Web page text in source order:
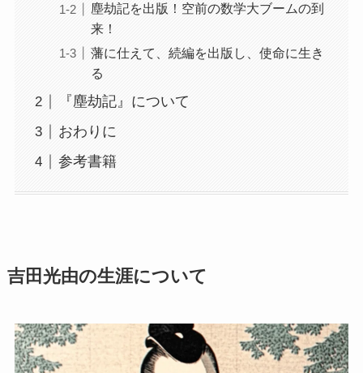
塵劫記を出版！空前の数学大ブームの到
来！
藩に仕えて、続編を出版し、使命に生き
る
『塵劫記』について
おわりに
参考書籍
吉田光由の生涯について